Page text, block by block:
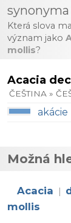
synonyma
Která slova
význam jako
mollis?
Acacia
ČEŠTINA »
akácie
Možná
Acacia |
mollis